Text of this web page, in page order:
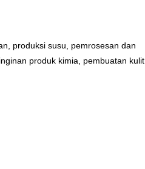
produksi susu, pemrosesan dan
produk kimia, pembuatan kulit,